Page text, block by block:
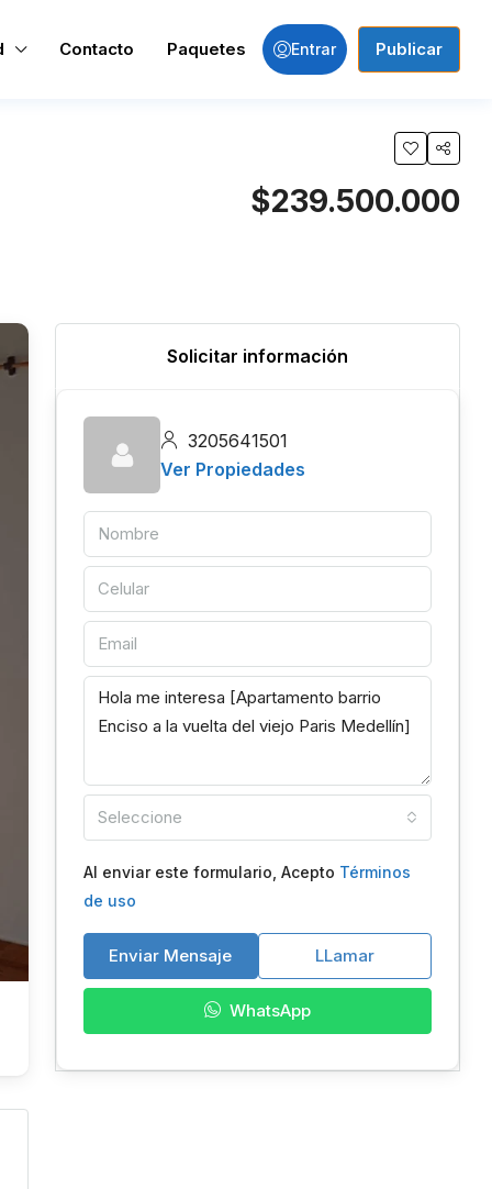
Contacto Paquetes Entrar Publicar
$239.500.000
Solicitar información
3205641501
Ver Propiedades
Seleccione
Al enviar este formulario, Acepto Términos
de uso
Enviar Mensaje LLamar
WhatsApp